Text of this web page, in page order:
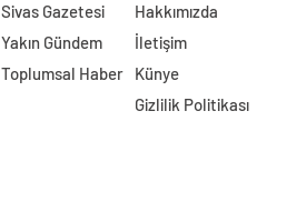
Sivas Gazetesi
Yakın Gündem
Toplumsal Haber
Hakkımızda
İletişim
Künye
Gizlilik Politikası